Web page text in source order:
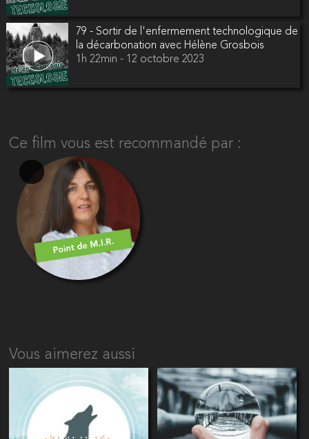
79 - Sortir de l'enfermement technologique de
la décarbonation avec Hélène Grosbois
1h 22min - 12 octobre 2023
Ce film vous est recommandé par :
Vous aimerez aussi